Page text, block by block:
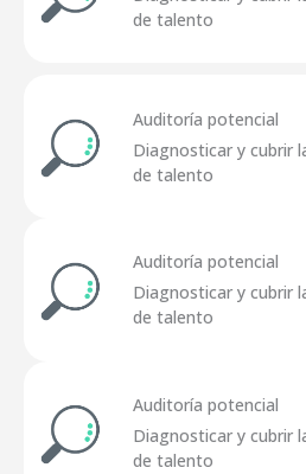
de talento
Auditoría potencial
Diagnosticar y cubrir
de talento
Auditoría potencial
Diagnosticar y cubrir
de talento
Auditoría potencial
Diagnosticar y cubrir
de talento